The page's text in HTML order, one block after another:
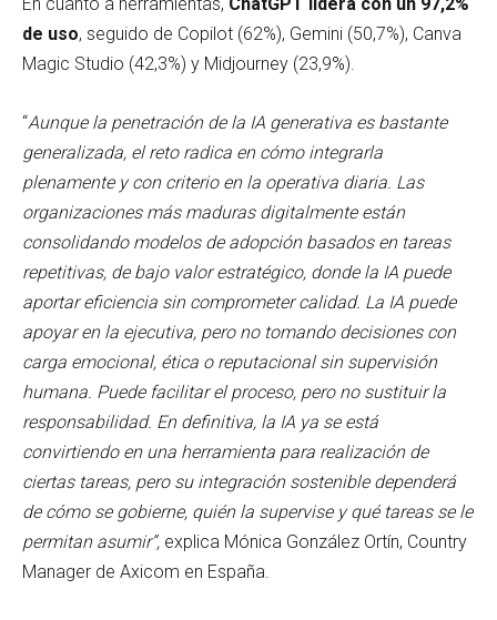
de uso, seguido de Copilot (62%), Gemini (50,7%), Canva
Magic Studio (42,3%) y Midjourney (23,9%).
“Aunque la penetración de la IA generativa es bastante
generalizada, el reto radica en cómo integrarla
plenamente y con criterio en la operativa diaria. Las
organizaciones más maduras digitalmente están
consolidando modelos de adopción basados en tareas
repetitivas, de bajo valor estratégico, donde la IA puede
aportar eficiencia sin comprometer calidad. La IA puede
apoyar en la ejecutiva, pero no tomando decisiones con
carga emocional, ética o reputacional sin supervisión
humana. Puede facilitar el proceso, pero no sustituir la
responsabilidad. En definitiva, la IA ya se está
convirtiendo en una herramienta para realización de
ciertas tareas, pero su integración sostenible dependerá
de cómo se gobierne, quién la supervise y qué tareas se le
permitan asumir”, explica Mónica González Ortín, Country
Manager de Axicom en España.